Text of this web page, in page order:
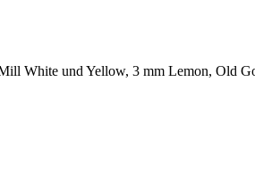
White und Yellow, 3 mm Lemon, Old